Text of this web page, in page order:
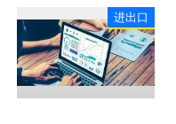
进出口